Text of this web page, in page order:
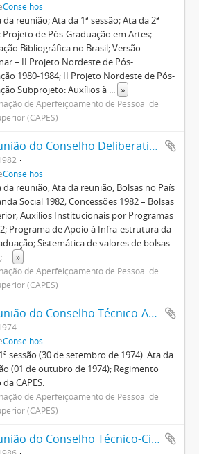
Conselhos
da reunião; Ata da 1ª sessão; Ata da 2ª
Projeto de Pós-Graduação em Artes;
Bibliográfica no Brasil; Versão
– II Projeto Nordeste de Pós-
1980-1984; II Projeto Nordeste de Pós-
Subprojeto: Auxílios à ... »
de Aperfeiçoamento de Pessoal de
(CAPES)
2ª Reunião do Conselho Deliberativo
Conselhos
da reunião; Ata da reunião; Bolsas no País
Social 1982; Concessões 1982 – Bolsas
Auxílios Institucionais por Programas
Programa de Apoio à Infra-estrutura da
Sistemática de valores de bolsas
... »
de Aperfeiçoamento de Pessoal de
(CAPES)
2ª Reunião do Conselho Técnico-Administrativo
Conselhos
sessão (30 de setembro de 1974). Ata da
(01 de outubro de 1974); Regimento
CAPES.
de Aperfeiçoamento de Pessoal de
(CAPES)
2ª Reunião do Conselho Técnico-Científico